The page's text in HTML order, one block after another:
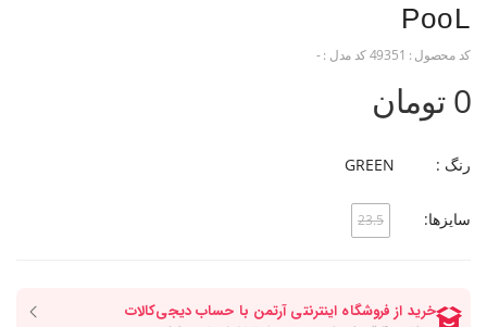
PooL
کد محصول : 49351کد مدل :-
0 تومان
رنگ : GREEN
سایزها: 23.5